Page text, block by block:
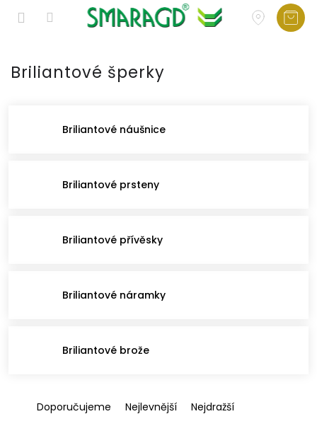
obsah
Briliantové šperky
Briliantové náušnice
Briliantové prsteny
Briliantové přívěsky
Briliantové náramky
Briliantové brože
Ř
aDoporučujeme Nejlevnější
Nejdražší